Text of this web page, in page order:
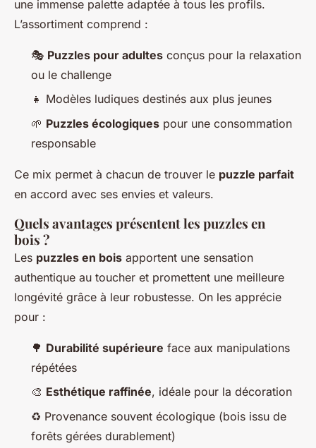
une immense palette adaptée à tous les profils.
L’assortiment comprend :
🎭 Puzzles pour adultes conçus pour la relaxation
ou le challenge
👧 Modèles ludiques destinés aux plus jeunes
🌱 Puzzles écologiques pour une consommation
responsable
Ce mix permet à chacun de trouver le puzzle parfait
en accord avec ses envies et valeurs.
Quels avantages présentent les puzzles en
bois ?
Les puzzles en bois apportent une sensation
authentique au toucher et promettent une meilleure
longévité grâce à leur robustesse. On les apprécie
pour :
🌳 Durabilité supérieure face aux manipulations
répétées
🎨 Esthétique raffinée, idéale pour la décoration
♻️ Provenance souvent écologique (bois issu de
forêts gérées durablement)